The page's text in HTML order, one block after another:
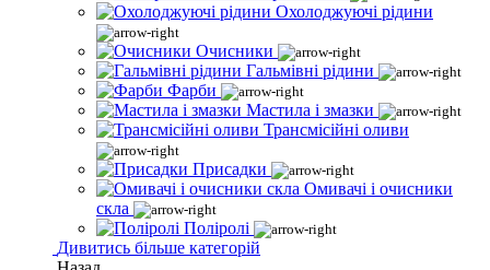
Охолоджуючі рідини
Очисники
Гальмівні рідини
Фарби
Мастила і змазки
Трансмісійні оливи
Присадки
Омивачі і очисники
скла
Поліролі
Дивитись більше категорій